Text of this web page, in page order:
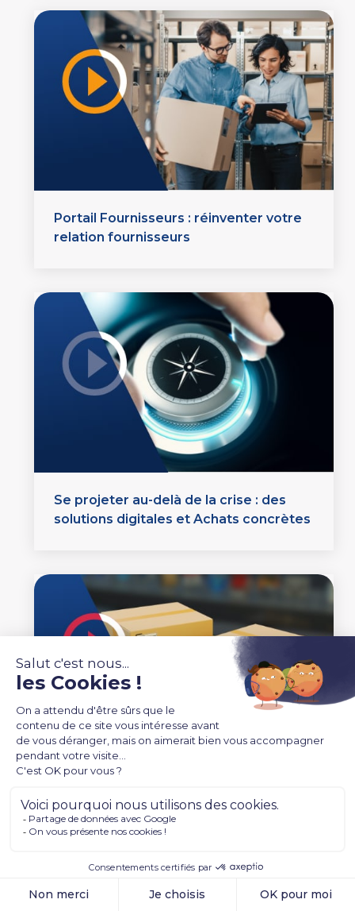
Portail Fournisseurs : réinventer votre
relation fournisseurs
Se projeter au-delà de la crise : des
solutions digitales et Achats concrètes
pour digitaliser vos achats